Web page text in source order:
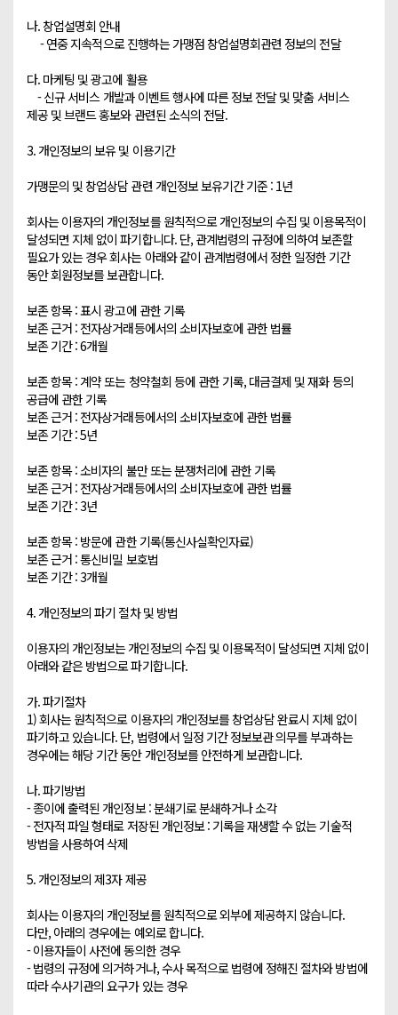
나. 창업설명회 안내
     - 연중 지속적으로 진행하는 가맹점 창업설명회관련 정보의 전달
다. 마케팅 및 광고에 활용
    - 신규 서비스 개발과 이벤트 행사에 따른 정보 전달 및 맞춤 서비스
제공 및 브랜드 홍보와 관련된 소식의 전달.
3. 개인정보의 보유 및 이용기간
가맹문의 및 창업상담 관련 개인정보 보유기간 기준 : 1년
회사는 이용자의 개인정보를 원칙적으로 개인정보의 수집 및 이용목적이
달성되면 지체 없이 파기합니다. 단, 관계법령의 규정에 의하여 보존할
필요가 있는 경우 회사는 아래와 같이 관계법령에서 정한 일정한 기간
동안 회원정보를 보관합니다.
보존 항목 : 표시 광고에 관한 기록
보존 근거 : 전자상거래등에서의 소비자보호에 관한 법률
보존 기간 : 6개월
보존 항목 : 계약 또는 청약철회 등에 관한 기록, 대금결제 및 재화 등의
공급에 관한 기록
보존 근거 : 전자상거래등에서의 소비자보호에 관한 법률
보존 기간 : 5년
보존 항목 : 소비자의 불만 또는 분쟁처리에 관한 기록
보존 근거 : 전자상거래등에서의 소비자보호에 관한 법률
보존 기간 : 3년
보존 항목 : 방문에 관한 기록(통신사실확인자료)
보존 근거 : 통신비밀 보호법
보존 기간 : 3개월
4. 개인정보의 파기 절차 및 방법
이용자의 개인정보는 개인정보의 수집 및 이용목적이 달성되면 지체 없이
아래와 같은 방법으로 파기합니다.
가. 파기절차
1) 회사는 원칙적으로 이용자의 개인정보를 창업상담 완료시 지체 없이
파기하고 있습니다. 단, 법령에서 일정 기간 정보보관 의무를 부과하는
경우에는 해당 기간 동안 개인정보를 안전하게 보관합니다.
나. 파기방법
- 종이에 출력된 개인정보 : 분쇄기로 분쇄하거나 소각
- 전자적 파일 형태로 저장된 개인정보 : 기록을 재생할 수 없는 기술적
방법을 사용하여 삭제
5. 개인정보의 제3자 제공
회사는 이용자의 개인정보를 원칙적으로 외부에 제공하지 않습니다.
다만, 아래의 경우에는 예외로 합니다.
- 이용자들이 사전에 동의한 경우
- 법령의 규정에 의거하거나, 수사 목적으로 법령에 정해진 절차와 방법에
따라 수사기관의 요구가 있는 경우